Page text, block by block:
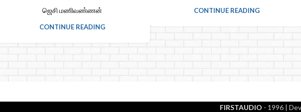
CONTINUE READING
ஜெசி மணிவண்ணன்
CONTINUE READING
FIRSTAUDIO - 1996 |